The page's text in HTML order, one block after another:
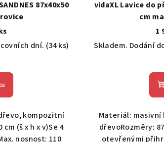
87x40x50
dní. (34 ks)
kompozitní
cm (š x h x v)Se 4
nosnost: 110
vidaXL Lavice do
cm
1
Skladem. Dodání
Materiál:
dřevoRozměry:
otevřenými